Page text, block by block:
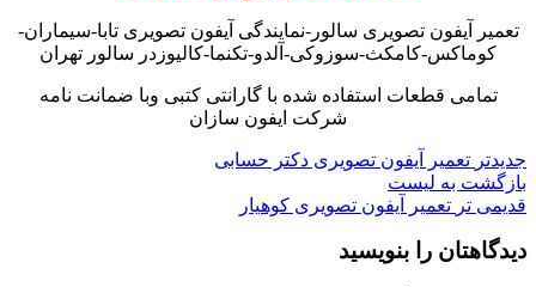
تعمیر آیفون تصویری سالور-نمایندگی آیفون تصویری تابا-سیماران-
کوماکس-کامکث-سوزوکی-آلدو-تکنما-کالیوزدر سالور تهران
تمامی قطعات استفاده شده با گارانتی کتبی وبا ضمانت نامه
شرکت ایفون سازان
جدیدتر تعمیر آیفون تصویری دکتر حسابی
بازگشت به لیست
قدیمی تر تعمیر آیفون تصویری کوهیار
دیدگاهتان را بنویسید